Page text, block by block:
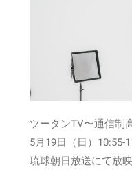
ツータンTV〜通信制
5月19日（日）10:55-
琉球朝日放送にて放映